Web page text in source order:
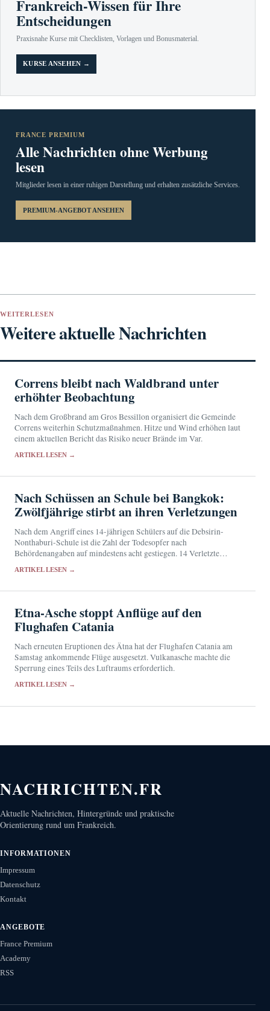
Frankreich-Wissen für Ihre
Entscheidungen
Praxisnahe Kurse mit Checklisten, Vorlagen und Bonusmaterial.
KURSE ANSEHEN →
FRANCE PREMIUM
Alle Nachrichten ohne Werbung
lesen
Mitglieder lesen in einer ruhigen Darstellung und erhalten zusätzliche Services.
PREMIUM-ANGEBOT ANSEHEN
WEITERLESEN
Weitere aktuelle Nachrichten
Correns bleibt nach Waldbrand unter
erhöhter Beobachtung
Nach dem Großbrand am Gros Bessillon organisiert die Gemeinde
Correns weiterhin Schutzmaßnahmen. Hitze und Wind erhöhen laut
einem aktuellen Bericht das Risiko neuer Brände im Var.
ARTIKEL LESEN →
Nach Schüssen an Schule bei Bangkok:
Zwölfjährige stirbt an ihren Verletzungen
Nach dem Angriff eines 14-jährigen Schülers auf die Debsirin-
Nonthaburi-Schule ist die Zahl der Todesopfer nach
Behördenangaben auf mindestens acht gestiegen. 14 Verletzte
ARTIKEL LESEN →
Etna-Asche stoppt Anflüge auf den
Flughafen Catania
Nach erneuten Eruptionen des Ätna hat der Flughafen Catania am
Samstag ankommende Flüge ausgesetzt. Vulkanasche machte die
Sperrung eines Teils des Luftraums erforderlich.
ARTIKEL LESEN →
NACHRICHTEN.FR
Aktuelle Nachrichten, Hintergründe und praktische
Orientierung rund um Frankreich.
INFORMATIONEN
Impressum
Datenschutz
Kontakt
ANGEBOTE
France Premium
Academy
RSS